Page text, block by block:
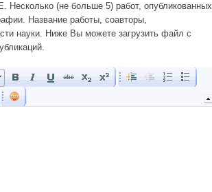
(не больше 5) работ, опубликованных
Название работы, соавторы,
науки. Ниже Вы можете загрузить файл с